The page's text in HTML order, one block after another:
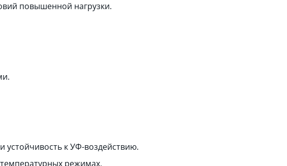
повышенной нагрузки.
устойчивость к УФ-воздействию.
режимах.